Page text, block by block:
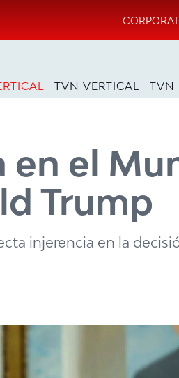
TVN VERTICAL TVN
en el
Trump
injerencia en la